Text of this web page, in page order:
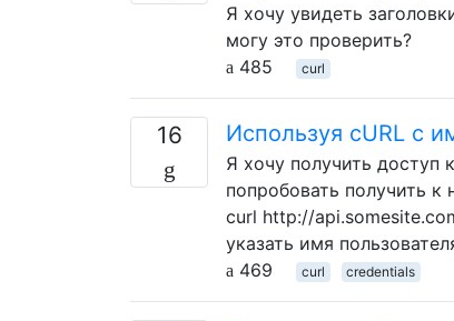
Я хочу увидеть
могу это проверить?
485
curl
16 Используя cURL с
Я хочу получить доступ
попробовать получить
curl http://
указать имя
469
curl credentials